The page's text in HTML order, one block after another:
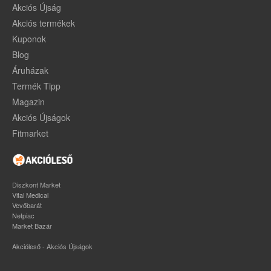
Akciós Újság
Akciós termékek
Kuponok
Blog
Áruházak
Termék Tipp
Magazin
Akciós Újságok
Fitmarket
Diszkont Market
Vital Medical
Vevőbarát
Netpiac
Market Bazár
Akcióleső - Akciós Újságok